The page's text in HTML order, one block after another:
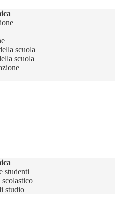
scuola
scuola
studenti
scolastico
studio